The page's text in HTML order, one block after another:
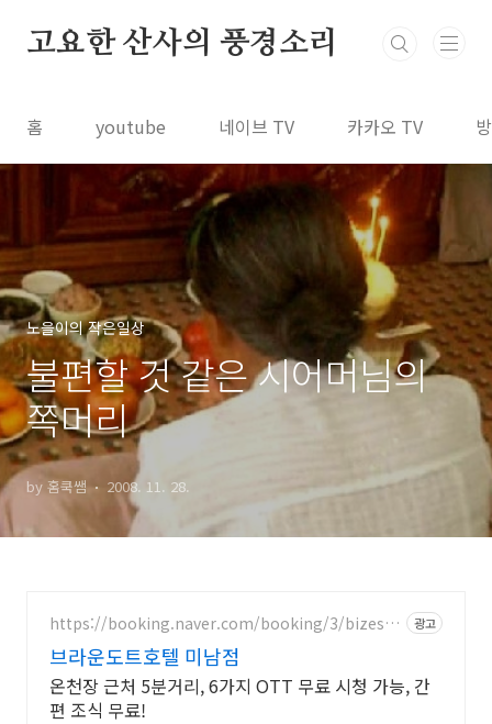
고요한 산사의 풍경소리
홈 youtube 네이브 TV 카카오 TV
노을이의 작은일상
불편할 것 같은 시어머님의
쪽머리
by 홈쿡쌤 2008. 11. 28.
https://booking.naver.com/booking/3/bizes/1
광고
브라운도트호텔 미남점
온천장 근처 5분거리, 6가지 OTT 무료 시청 가능, 간
편 조식 무료!